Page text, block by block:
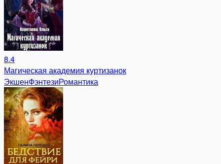
8.4
Магическая академия куртизанок
ЭкшенФэнтезиРомантика